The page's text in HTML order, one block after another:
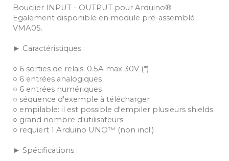
Bouclier INPUT - OUTPUT pour Arduino®
Egalement disponible en module pré-assemblé
VMA05.
► Caractéristiques :
○ 6 sorties de relais: 0.5A max 30V (*)
○ 6 entrées analogiques
○ 6 entrées numériques
○ séquence d'exemple à télécharger
○ empilable: il est possible d'empiler plusieurs shields
○ grand nombre d'utilisateurs
○ requiert 1 Arduino UNO™ (non incl.)
► Spécifications :